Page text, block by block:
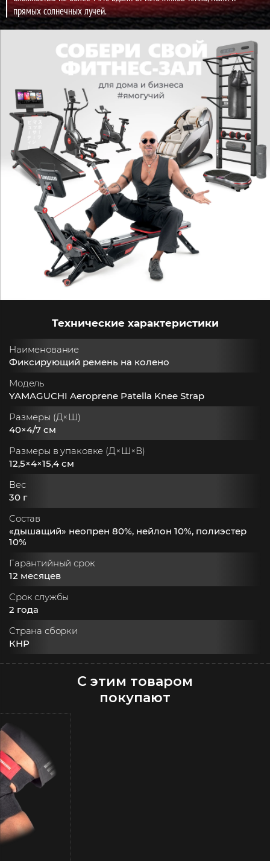
прямых солнечных лучей.
Технические характеристики
Наименование
Фиксирующий ремень на колено
Модель
YAMAGUCHI Aeroprene Patella Knee Strap
Размеры (Д×Ш)
40×4/7 см
Размеры в упаковке (Д×Ш×В)
12,5×4×15,4 см
Вес
30 г
Состав
«дышащий» неопрен 80%, нейлон 10%, полиэстер
10%
Гарантийный срок
12 месяцев
Срок службы
2 года
Страна сборки
КНР
С этим товаром
покупают